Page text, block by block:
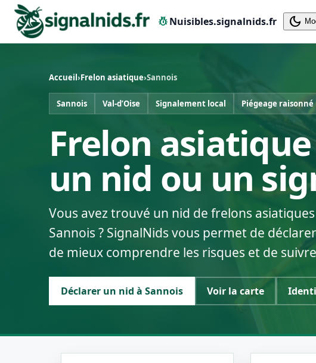
pest_controlNuisibles.signalnids.fr dark_mode
Accueil›Frelon asiatique›Sannois
Sannois Val-d’Oise Signalement local Piégeage raisonné
Frelon
un nid ou un
Vous avez trouvé un nid de frelons
Sannois ? SignalNids vous permet de
de mieux comprendre les risques et de
Déclarer un nid à Sannois Voir la carte